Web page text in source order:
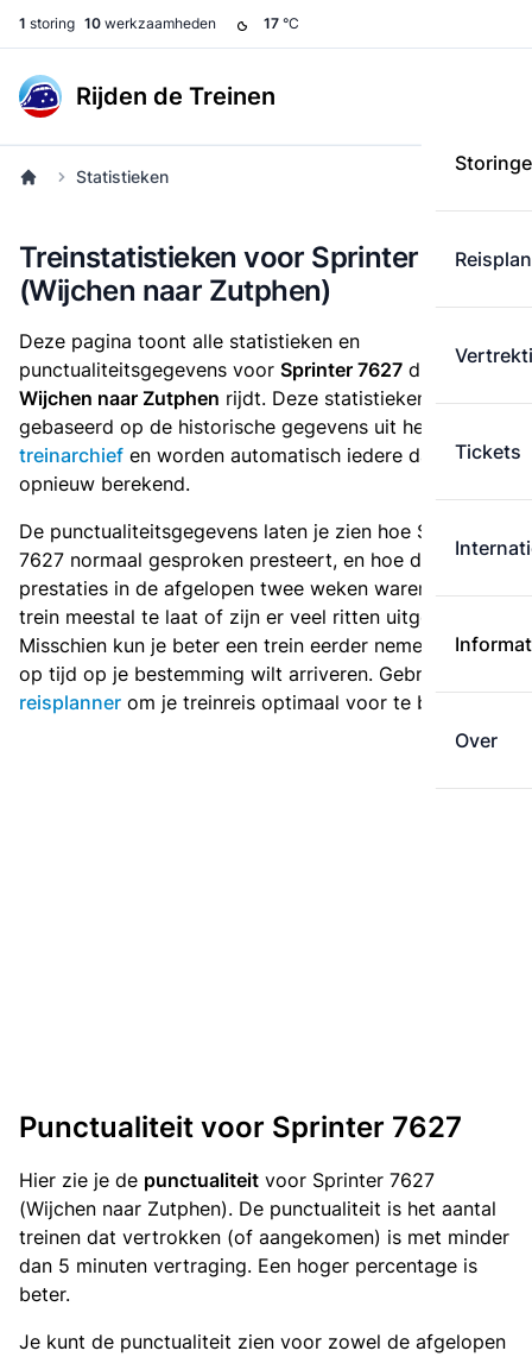
1 storing 10 werkzaamheden 17 °C
Rijden de Treinen
Tickets
Over
Statistieken
Treinstatistieken voor Sprinter 7627
(Wijchen naar Zutphen)
Deze pagina toont alle statistieken en
punctualiteitsgegevens voor Sprinter 7627 die
van
Wijchen naar Zutphen rijdt. Deze statistieken zijn
gebaseerd op de historische gegevens uit het
treinarchief en worden automatisch iedere dag
opnieuw berekend.
De punctualiteitsgegevens laten je zien hoe Sprinter
7627 normaal gesproken presteert, en hoe de
prestaties in de afgelopen twee weken waren. Is deze
trein meestal te laat of zijn er veel ritten uitgevallen?
Misschien kun je beter een trein eerder nemen als je
op tijd op je bestemming wilt arriveren. Gebruik de
reisplanner om je treinreis optimaal voor te bereiden.
Punctualiteit voor Sprinter 7627
Hier zie je de punctualiteit voor Sprinter 7627
(Wijchen naar Zutphen). De punctualiteit is het aantal
treinen dat vertrokken (of aangekomen) is met minder
dan 5 minuten vertraging. Een hoger percentage is
beter.
Je kunt de punctualiteit zien voor zowel de afgelopen